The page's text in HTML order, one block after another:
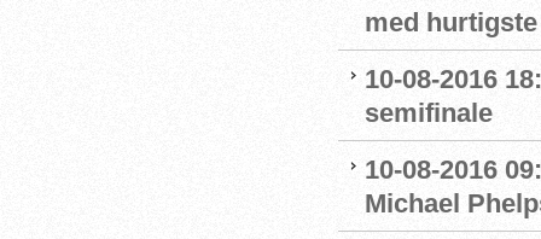
med
10-08-2016
semifinale
10-08-2016
Michael